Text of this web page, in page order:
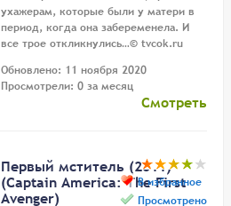
ухажерам, которые были у матери в
период, когда она забеременела. И
все трое откликнулись…© tvcok.ru
Обновлено: 11 ноября 2020
Просмотрели: 0 за месяц
Смотреть
В избранное
Просмотрено
Первый мститель (2011)
(Captain America: The First
Avenger)